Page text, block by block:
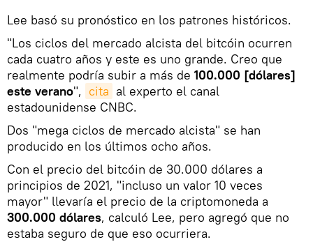
Lee basó su pronóstico en los patrones históricos.
"Los ciclos del mercado alcista del bitcóin ocurren
cada cuatro años y este es uno grande. Creo que
realmente podría subir a más de 100.000 [dólares]
este verano", cita al experto el canal
estadounidense CNBC.
Dos "mega ciclos de mercado alcista" se han
producido en los últimos ocho años.
Con el precio del bitcóin de 30.000 dólares a
principios de 2021, "incluso un valor 10 veces
mayor" llevaría el precio de la criptomoneda a
300.000 dólares, calculó Lee, pero agregó que no
estaba seguro de que eso ocurriera.